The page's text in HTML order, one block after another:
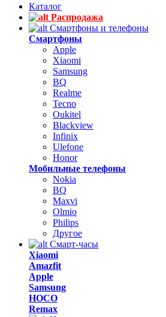
Каталог
Распродажа
Смартфоны и телефоны
Смартфоны
Apple
Xiaomi
Samsung
BQ
Realme
Tecno
Oukitel
Blackview
Infinix
Ulefone
Honor
Мобильные телефоны
Nokia
BQ
Maxvi
Olmio
Philips
Другое
Смарт-часы
Xiaomi
Amazfit
Apple
Samsung
HOCO
Remax